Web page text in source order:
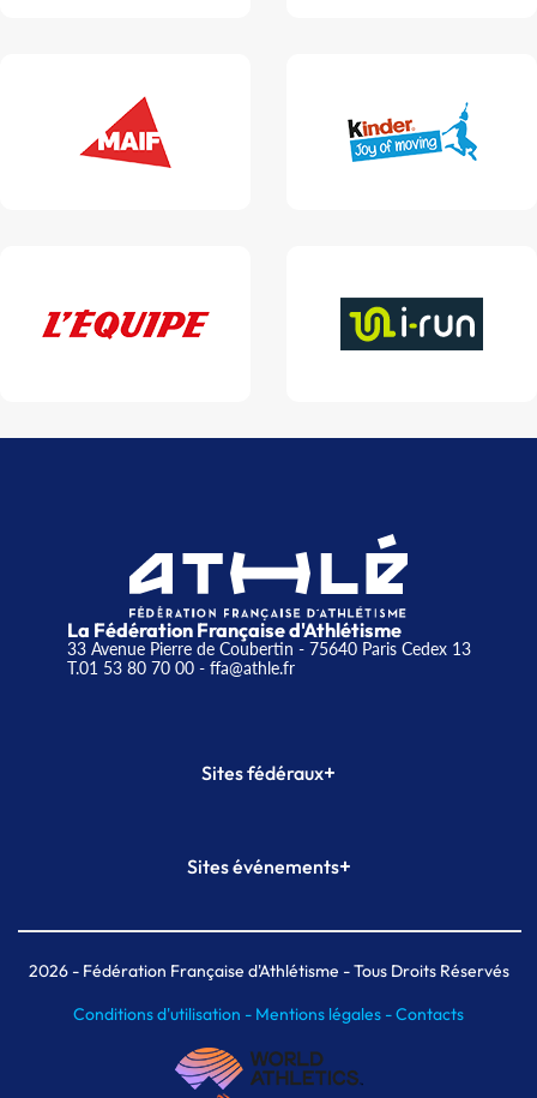
La Fédération Française d'Athlétisme
33 Avenue Pierre de Coubertin - 75640 Paris Cedex 13
T.01 53 80 70 00- ffa@athle.fr
Sites fédéraux+
Plateforme Formation
Sites événements+
Meeting de Paris indoor
MAIF Ekiden de Paris
2026- Fédération Française d'Athlétisme - Tous Droits Réservés
Conditions d'utilisation - Mentions légales -Contacts